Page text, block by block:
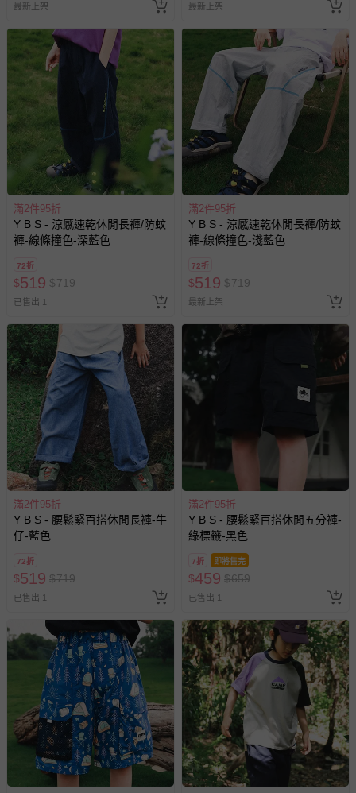
回。
部分商品依據消費者保護法的規定，不適用七天鑑賞期/猶
豫期範圍：
易於腐敗、保存期限較短或解約時即將逾期（例如生鮮
商品、食品等）。
客製化商品（例如客製生日書、姓名貼等）。
報紙、期刊或雜誌（惟書籍如經拆封、使用，則酌收整
新費用）。
經消費者拆封之影音商品或電腦軟體（例如 DVD、CD
等）。
非以有形媒介提供之數位內容或一經提供即為完成之線
已拆封之以下類型商品：
-個人衛生用品（例如尿布、貼身衣物、泳裝、襪子、地
墊、寢具類等）。
-新生兒親膚衣物（嬰幼兒包巾與背巾、包屁衣、學習
褲、紗布衣等）。
-接觸性孕哺產品（奶嘴、奶瓶、擠乳器、哺乳衣、托腹
帶束縛衣、餐搖椅等）。
-其他原廠盒裝商品封口處已貼上「不可拆封」，或具警
示字句等說明貼紙、封條者。
國際航空、客運、訂房等服務。
相關的退換貨辦理流程，可詳見： 退換貨 & 退款問題
其他常見問題：
運送服務：目前提供的運送僅限台灣本島。如您位於離島地
區，可能會無法配送，或須依據商品需加收離島運費。廠商
亦保留出貨與否的權利。離島、偏遠地區、樓層親送等加價
費用，可能會另需加收。
商品實際的配達日期，可於訂單個人資料內的查詢訂單內，
已出貨通知之訊息為主。
如您收到商品，請依正常流程檢查是否完好，若商品遇瑕疵
情形，您可申請更換新品或退貨，請見：退貨的辦理流程。
若您對於會員帳號、商品訂購與資訊、購物流程、付款方
式、折價券與購物金的使用、退貨及商品運送方式等有疑
問，你可詳見：媽咪愛客服中心。
預購商品：預購為海外同步代購，遇缺貨即會通知媽咪並協
最新上架 最新上架
滿2件95折
Y B S - 涼感速乾休閒長褲/防蚊
褲-線條撞色-深藍色
72折
$519 $719
已售出 1
滿2件95折
Y B S - 涼感速乾休閒長褲/防蚊
褲-線條撞色-淺藍色
72折
$519 $719
最新上架
滿2件95折
Y B S - 腰鬆緊百搭休閒長褲-牛
仔-藍色
72折
$519 $719
已售出 1
滿2件95折
Y B S - 腰鬆緊百搭休閒五分褲-
綠標籤-黑色
7折 即將售完
$459 $659
已售出 1